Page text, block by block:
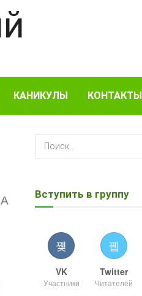
КАНИКУЛЫ КОНТАКТЫ
A Вступить в группу
VK
Участники
Twitter
Читателей